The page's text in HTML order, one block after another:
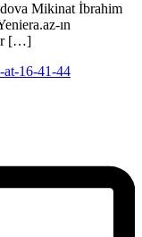
Mikinat İbrahim
ın
[…]